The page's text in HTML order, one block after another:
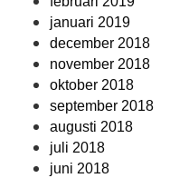
januari 2019
december 2018
november 2018
oktober 2018
september 2018
augusti 2018
juli 2018
juni 2018